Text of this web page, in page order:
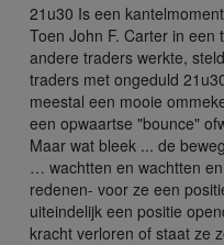
21u30 Is een
Toen John F. Carter in
andere traders werkte,
traders met ongeduld
meestal een mooie
een opwaartse "bounce"
Maar wat bleek ... de
… wachtten en wachtten
redenen- voor ze een
uiteindelijk een positie
kracht verloren of staat ze